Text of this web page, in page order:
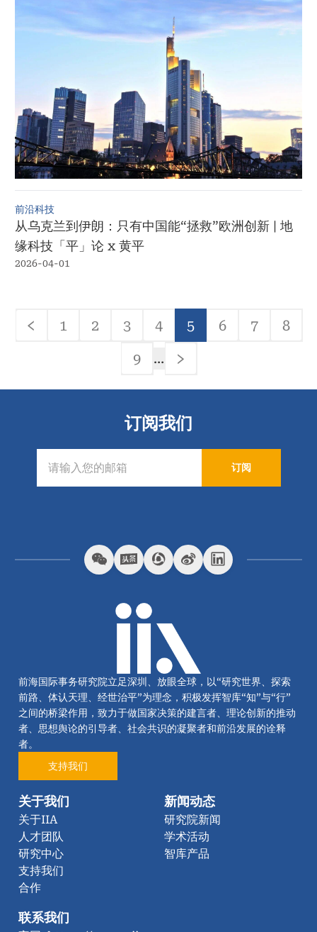
前沿科技
从乌克兰到伊朗：只有中国能“拯救”欧洲创新 | 地
缘科技「平」论 x 黄平
2026-04-01
页前
Page
1 Page
2 Page
3 Page
4
当
前
5 Page
6 Page
7 8
Page
9 …
下
页
订阅我们
订阅
前海国际事务研究院立足深圳、放眼全球，以“研究世界、探索
前路、体认天理、经世治平”为理念，积极发挥智库“知”与“行”
之间的桥梁作用，致力于做国家决策的建言者、理论创新的推动
者、思想舆论的引导者、社会共识的凝聚者和前沿发展的诠释
者。
支持我们
关于我们
关于IIA
人才团队
研究中心
支持我们
合作
新闻动态
研究院新闻
学术活动
智库产品
联系我们